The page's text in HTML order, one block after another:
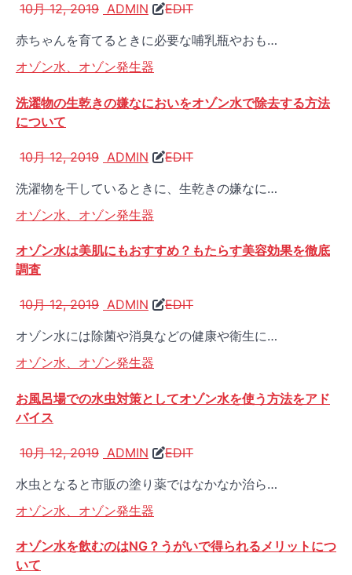
10月 12, 2019 ADMIN
EDIT
赤ちゃんを育てるときに必要な哺乳瓶やおも…
オゾン水、オゾン発生器
洗濯物の生乾きの嫌なにおいをオゾン水で除去する方法
について
10月 12, 2019 ADMIN
EDIT
洗濯物を干しているときに、生乾きの嫌なに…
オゾン水、オゾン発生器
オゾン水は美肌にもおすすめ？もたらす美容効果を徹底
調査
10月 12, 2019 ADMIN
EDIT
オゾン水には除菌や消臭などの健康や衛生に…
オゾン水、オゾン発生器
お風呂場での水虫対策としてオゾン水を使う方法をアド
バイス
10月 12, 2019 ADMIN
EDIT
水虫となると市販の塗り薬ではなかなか治ら…
オゾン水、オゾン発生器
オゾン水を飲むのはNG？うがいで得られるメリットにつ
いて